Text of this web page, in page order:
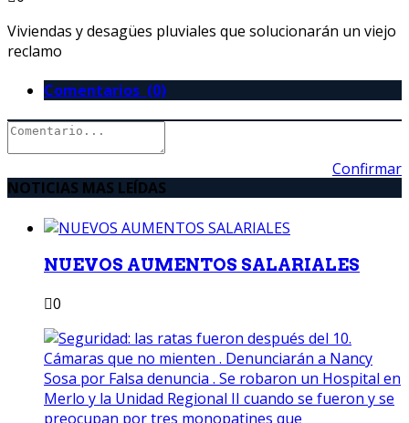
Viviendas y desagües pluviales que solucionarán un viejo
reclamo
Comentarios (0)
Confirmar
NOTICIAS MAS LEÍDAS
NUEVOS AUMENTOS SALARIALES
0